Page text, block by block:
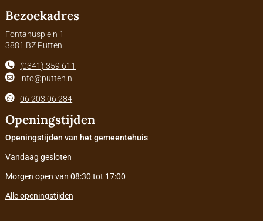
Bezoekadres
Fontanusplein 1
3881 BZ Putten
(0341) 359 611
info@putten.nl
06 203 06 284
Openingstijden
Openingstijden van het gemeentehuis
Vandaag gesloten
Morgen open van 08:30 tot 17:00
Alle openingstijden